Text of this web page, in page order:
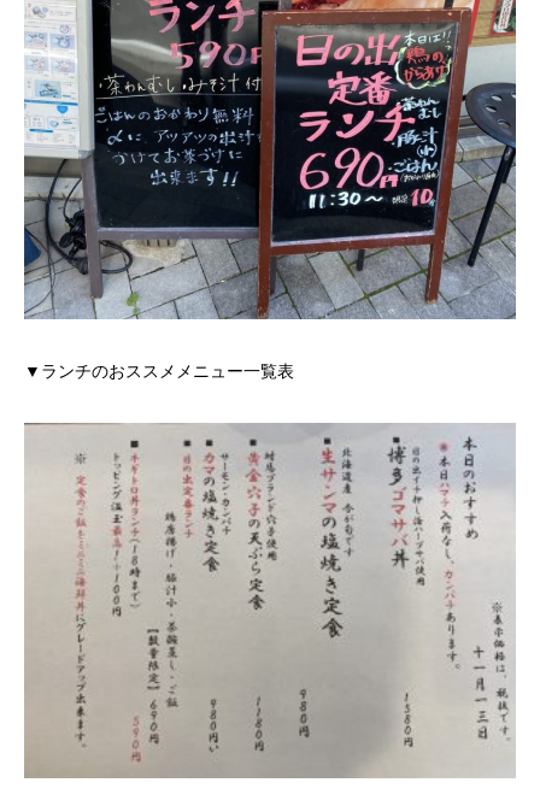
▼ランチのおススメメニュー一覧表